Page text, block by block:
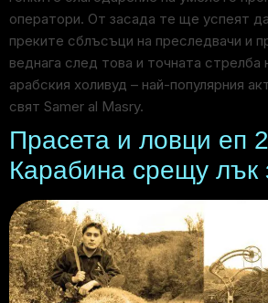
оператори. От засада те ще успеят
преките сблъсъци на преследвачи и
веднага след това и точната стрелба
арабския холивуд – най-популярния
свят Samer al Masry.
Прасета и ловци еп
Карабина срещу лък